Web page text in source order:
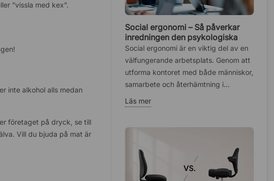
”vissla med kex”.
inte alkohol alls medan
företaget på dryck, se till
Vill du bjuda på mat är
Social ergonomi – Så påverkar
inredningen den psykologiska
hälsan på kontoret
Social ergonomi är en viktig del av en
välfungerande arbetsplats. Genom att
utforma kontoret med både människor,
samarbete och återhämtning i...
Läs mer